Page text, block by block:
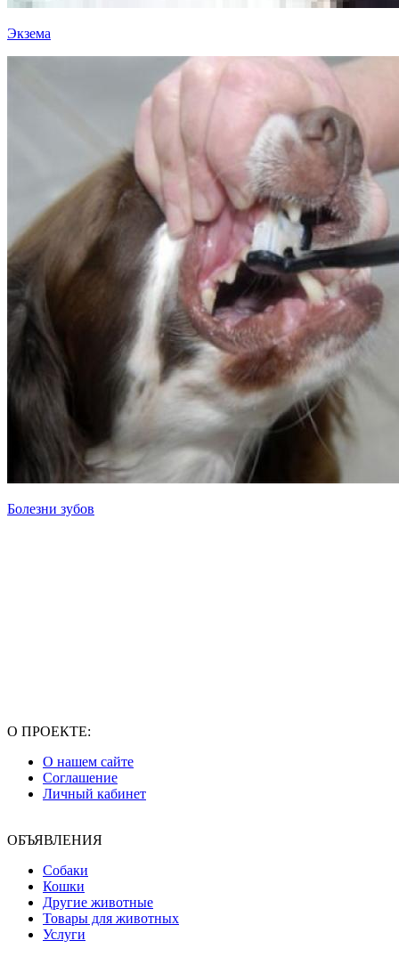
Экзема
Болезни зубов
О ПРОЕКТЕ:
О нашем сайте
Соглашение
Личный кабинет
ОБЪЯВЛЕНИЯ
Собаки
Кошки
Другие животные
Товары для животных
Услуги